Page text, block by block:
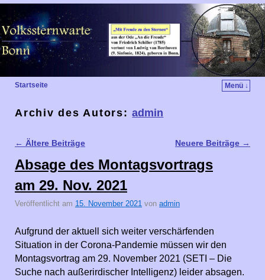
Startseite Menü ↓
Archiv des Autors:admin
Artikelnavigation
← Ältere Beiträge Neuere Beiträge →
Absage des Montagsvortrags
am 29. Nov. 2021
Veröffentlicht am 15. November 2021 von admin
Aufgrund der aktuell sich weiter verschärfenden
Situation in der Corona-Pandemie müssen wir den
Montagsvortrag am 29. November 2021 (SETI – Die
Suche nach außerirdischer Intelligenz) leider absagen.